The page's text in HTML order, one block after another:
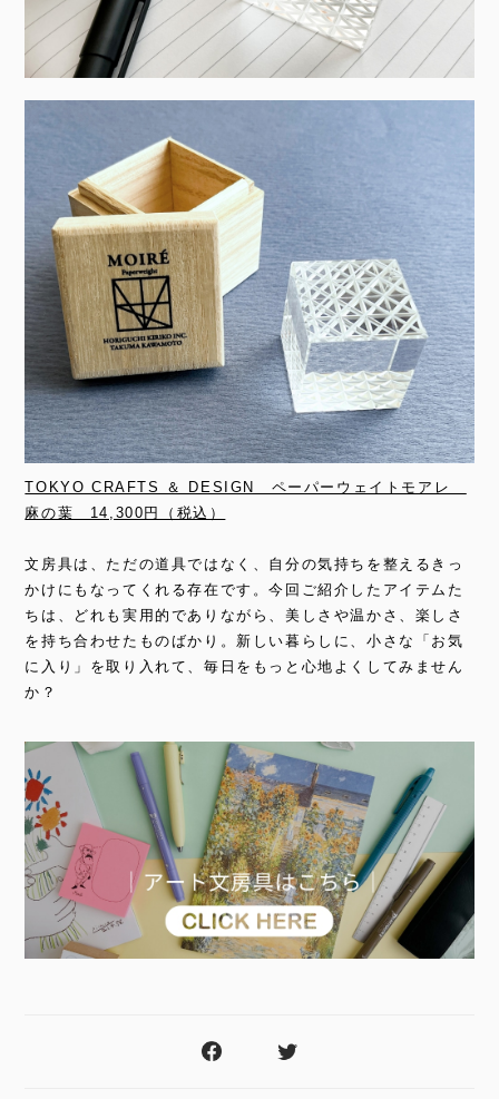
TOKYO CRAFTS ＆ DESIGN ペーパーウェイトモアレ
麻の葉 14,300円（税込）
文房具は、ただの道具ではなく、自分の気持ちを整えるきっ
かけにもなってくれる存在です。今回ご紹介したアイテムた
ちは、どれも実用的でありながら、美しさや温かさ、楽しさ
を持ち合わせたものばかり。新しい暮らしに、小さな「お気
に入り」を取り入れて、毎日をもっと心地よくしてみません
か？